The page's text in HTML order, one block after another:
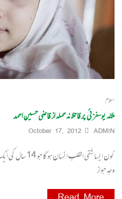
اسلام
ملالہ یوسفزئی پر قاتلانہ حملہ از قاضی حسین احمد
ADMIN
October 17, 2012
کون ایسا شقی
وجہ جواز